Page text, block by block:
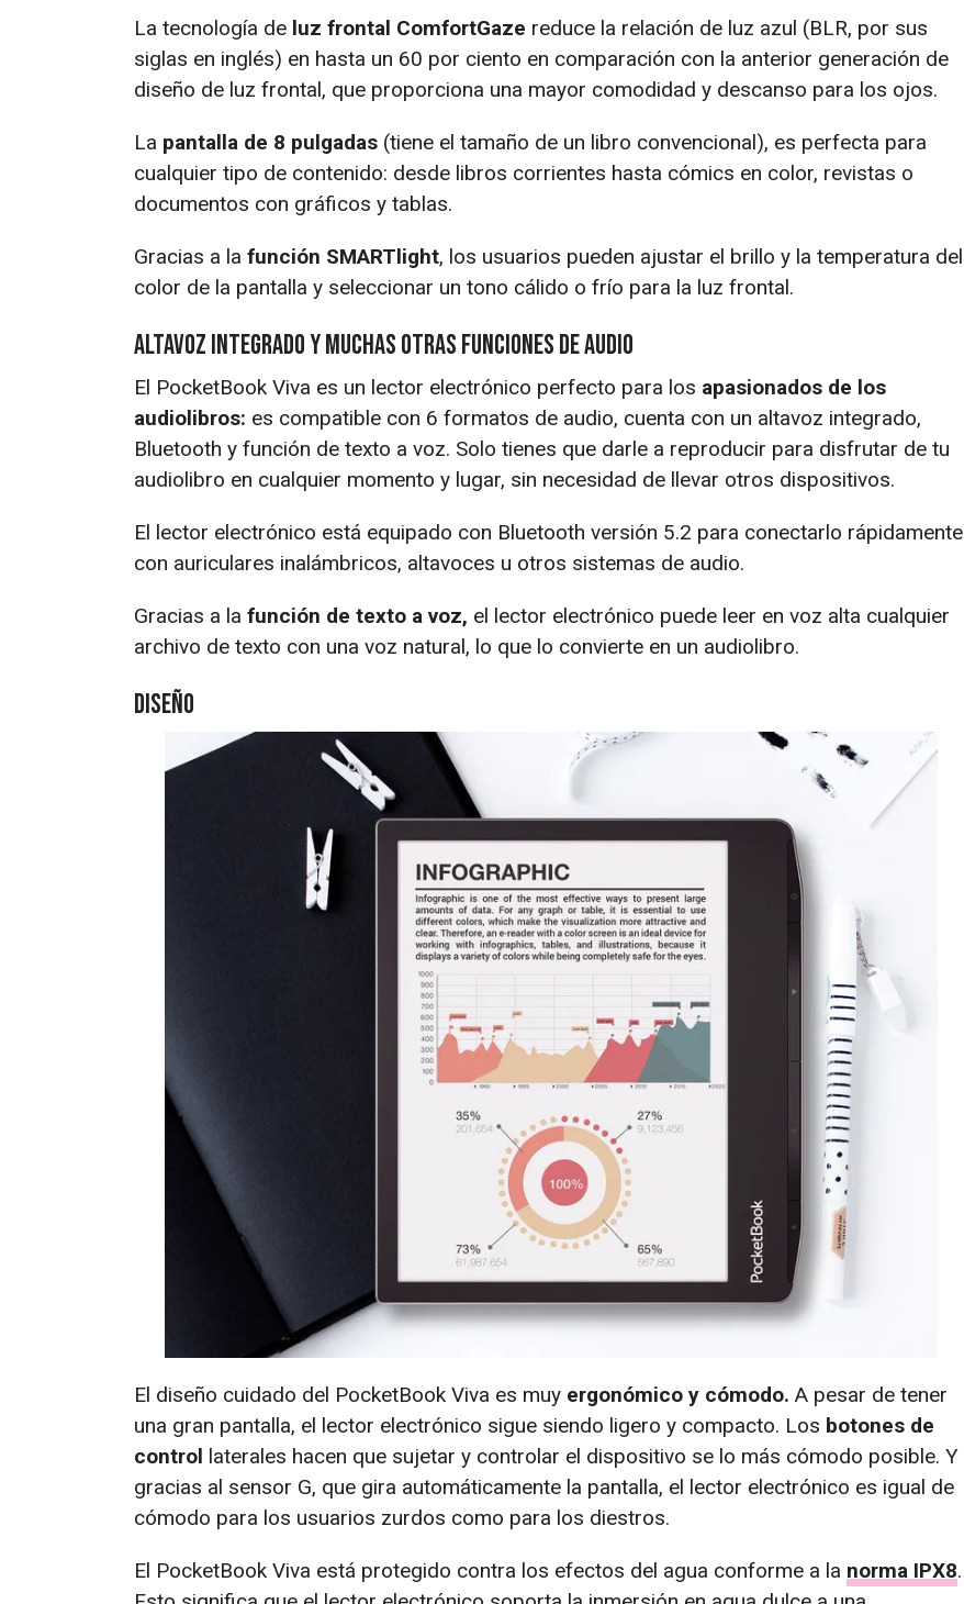
La tecnología de luz frontal ComfortGaze reduce la relación de luz azul (BLR, por sus
siglas en inglés) en hasta un 60 por ciento en comparación con la anterior generación de
diseño de luz frontal, que proporciona una mayor comodidad y descanso para los ojos.
La pantalla de 8 pulgadas (tiene el tamaño de un libro convencional), es perfecta para
cualquier tipo de contenido: desde libros corrientes hasta cómics en color, revistas o
documentos con gráficos y tablas.
Gracias a la función SMARTlight, los usuarios pueden ajustar el brillo y la temperatura del
color de la pantalla y seleccionar un tono cálido o frío para la luz frontal.
Altavoz integrado y muchas otras funciones de audio
El PocketBook Viva es un lector electrónico perfecto para los apasionados de los
audiolibros: es compatible con 6 formatos de audio, cuenta con un altavoz integrado,
Bluetooth y función de texto a voz. Solo tienes que darle a reproducir para disfrutar de tu
audiolibro en cualquier momento y lugar, sin necesidad de llevar otros dispositivos.
El lector electrónico está equipado con Bluetooth versión 5.2 para conectarlo rápidamente
con auriculares inalámbricos, altavoces u otros sistemas de audio.
Gracias a la función de texto a voz, el lector electrónico puede leer en voz alta cualquier
archivo de texto con una voz natural, lo que lo convierte en un audiolibro.
Diseño
El diseño cuidado del PocketBook Viva es muy ergonómico y cómodo. A pesar de tener
una gran pantalla, el lector electrónico sigue siendo ligero y compacto. Los botones de
control laterales hacen que sujetar y controlar el dispositivo se lo más cómodo posible. Y
gracias al sensor G, que gira automáticamente la pantalla, el lector electrónico es igual de
cómodo para los usuarios zurdos como para los diestros.
El PocketBook Viva está protegido contra los efectos del agua conforme a la norma IPX8.